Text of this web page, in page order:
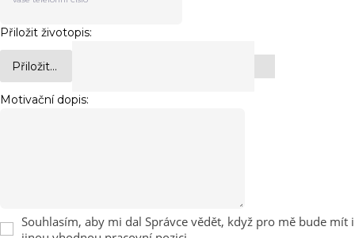
Přiložit životopis:
Přiložit...
Motivační dopis:
Souhlasím, aby mi dal Správce vědět, když pro mě bude mít i